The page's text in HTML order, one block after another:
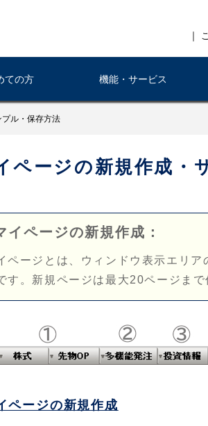
｜
ての方 機能・サービス
ル・保存方法
ページの新規作成・
イページの新規作成：
ページとは、ウィンドウ表示エリ
す。新規ページは最大20ページまで
ページの新規作成